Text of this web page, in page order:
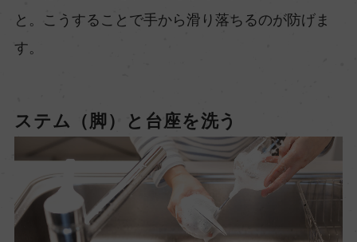
と。こうすることで手から滑り落ちるのが防げま
す。
ステム（脚）と台座を洗う